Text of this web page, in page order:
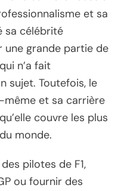
et sa
sa célébrité
une grande partie de
n’a fait
sujet. Toutefois, le
même et sa carrière
couvre les plus
monde.
pilotes de F1,
ou fournir des